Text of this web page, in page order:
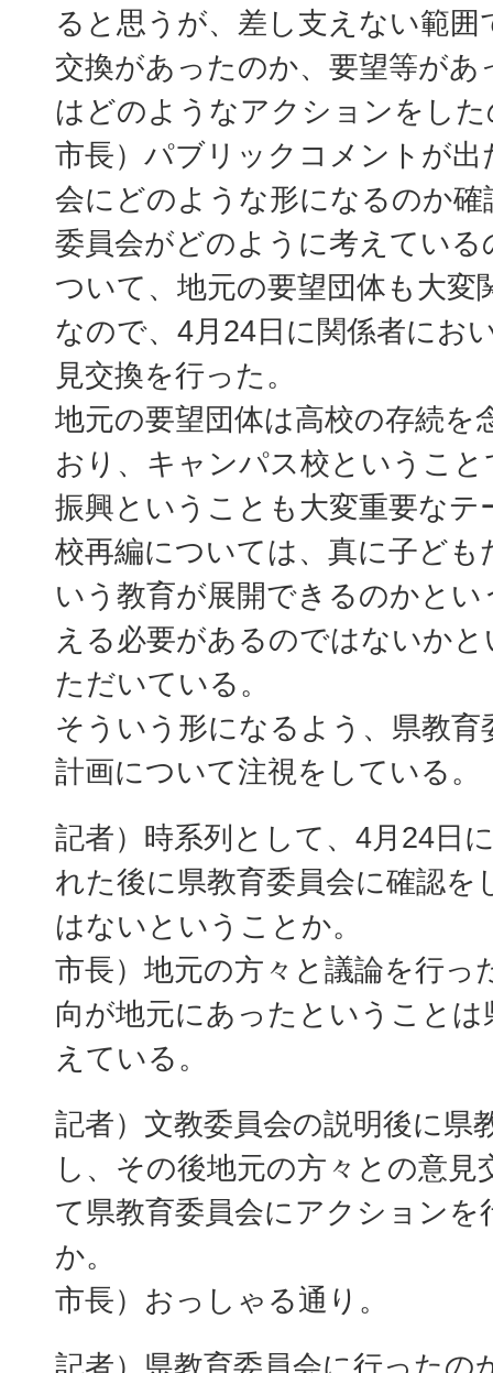
ると思うが、差し支えない範
交換があったのか、要望等があ
はどのようなアクションをし
市長）パブリックコメントが出
会にどのような形になるのか確
委員会がどのように考えてい
ついて、地元の要望団体も大変
なので、4月24日に関係者にお
見交換を行った。
地元の要望団体は高校の存続を
おり、キャンパス校というこ
振興ということも大変重要なテ
校再編については、真に子ど
いう教育が展開できるのかと
える必要があるのではないか
ただいている。
そういう形になるよう、県教育
計画について注視をしている。
記者）時系列として、4月24日
れた後に県教育委員会に確認を
はないということか。
市長）地元の方々と議論を行っ
向が地元にあったということは
えている。
記者）文教委員会の説明後に県
し、その後地元の方々との意見
て県教育委員会にアクション
か。
市長）おっしゃる通り。
記者）県教育委員会に行ったの